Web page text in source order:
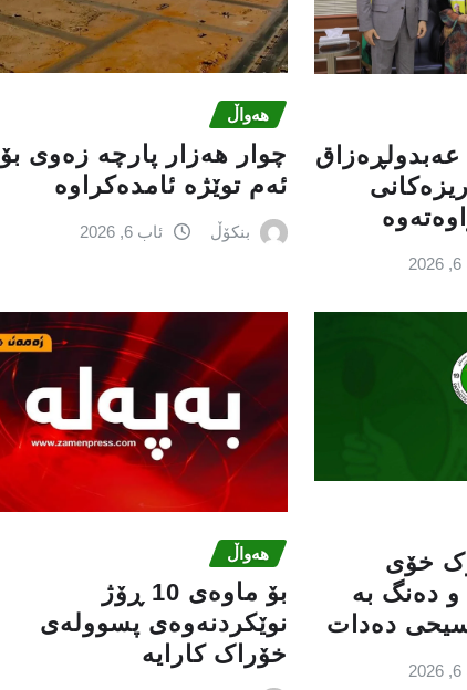
عه‌بدولڕه‌زاق
هەواڵ
چوار هەزار پارچە زەوی بۆ
ئەم توێژە ئامدەکراوە
بنکۆڵ ئاب 6, 2026
خۆی
و دەنگ بە
دەدات
هەواڵ
بۆ ماوەی 10 ڕۆژ
نوێکردنەوەی پسوولەی
خۆراک کارایە